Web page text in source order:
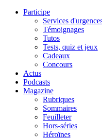
Participe
Services
Témoignages
Tutos
Tests, quiz et jeux
Cadeaux
Concours
Actus
Podcasts
Magazine
Rubriques
Sommaires
Feuilleter
Hors-séries
Héroïnes